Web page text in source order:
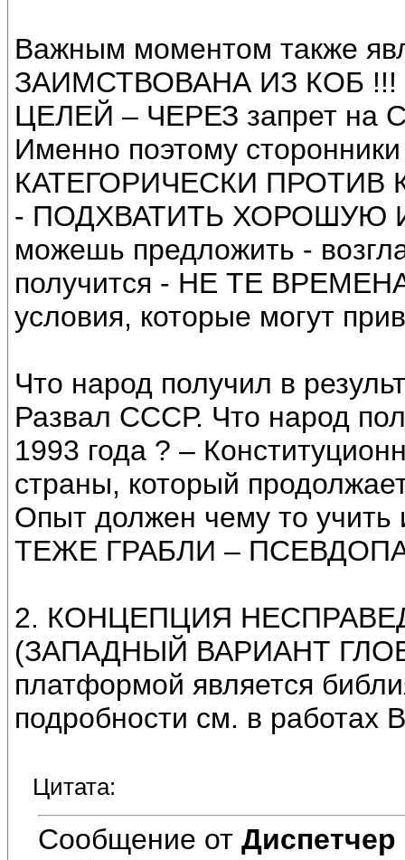
Важным моментом также
ЗАИМСТВОВАНА ИЗ КОБ !!!
ЦЕЛЕЙ – ЧЕРЕЗ запрет
Именно поэтому
КАТЕГОРИЧЕСКИ ПРОТИВ
- ПОДХВАТИТЬ ХОРОШУЮ
можешь предложить -
получится - НЕ ТЕ
условия, которые могут
Что народ получил в
Развал СССР. Что народ
1993 года ? –
страны, который
Опыт должен чему то учить
ТЕЖЕ ГРАБЛИ –
2. КОНЦЕПЦИЯ
(ЗАПАДНЫЙ ВАРИАНТ
платформой является
подробности см. в работах
Цитата:
Сообщение от Диспетчер